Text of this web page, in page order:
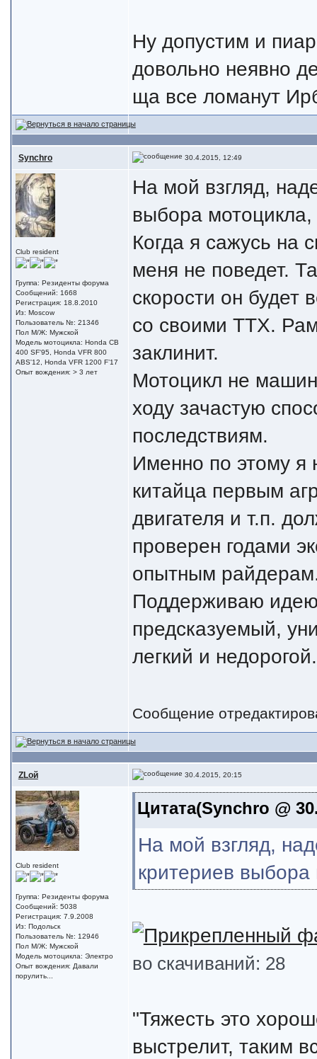
Ну допустим и
довольно неявно
ща все ломанут
Synchro 30.4.2015, 12:49
Club resident
Группа: Резиденты форума
Сообщений: 1668
Регистрация: 18.8.2010
Из: Moscow
Пользователь №: 21346
Пол М/Ж: Мужской
Модель мотоцикла: Honda CB
400 SF'95, Honda VFR 800
ABS'12, Honda VFR 1200 F’17
Опыт вождения: > 3 лет
На мой взгляд,
выбора
Когда я сажусь на
меня не поведет.
скорости он будет
со своими ТТХ.
заклинит.
Мотоцикл не
ходу зачастую
последствиям.
Именно по этому я
китайца первым
двигателя и т.п.
проверен годами
опытным
Поддерживаю
предсказуемый,
легкий и недорогой.
Сообщение
ZLой 30.4.2015, 20:15
Club resident
Группа: Резиденты форума
Сообщений: 5038
Регистрация: 7.9.2008
Из: Подольск
Пользователь №: 12946
Пол М/Ж: Мужской
Модель мотоцикла: Электро
Опыт вождения: Давали
порулить...
Цитата(Synchro @
На мой взгляд,
критериев
во скачиваний: 28
"Тяжесть это
выстрелит, таким